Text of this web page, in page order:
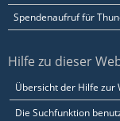
Spendenaufruf für
Hilfe zu dieser
Übersicht der Hilfe zur
Die Suchfunktion